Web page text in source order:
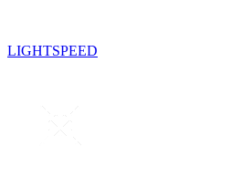
LIGHTSPEED